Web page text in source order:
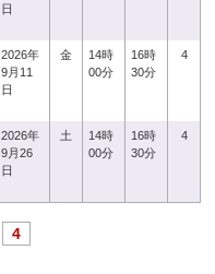
日
2026年
9月11
日
金
14時
00分
16時
30分
4
2026年
9月26
日
土
14時
00分
16時
30分
4
4